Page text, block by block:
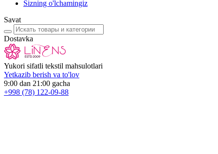
Sizning o'lchamingiz
Savat
Dostavka
Yukori sifatli tekstil mahsulotlari
Yetkazib berish va to'lov
9:00 dan 21:00 gacha
+998 (78) 122-09-88